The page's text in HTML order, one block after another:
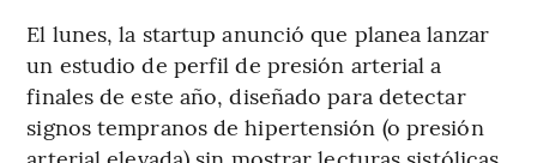
El lunes, la startup anunció que planea lanzar
un estudio de perfil de presión arterial a
finales de este año, diseñado para detectar
signos tempranos de hipertensión (o presión